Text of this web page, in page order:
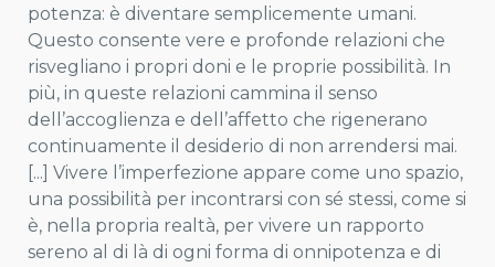
potenza: è diventare semplicemente umani.
Questo consente vere e profonde relazioni che
risvegliano i propri doni e le proprie possibilità. In
più, in queste relazioni cammina il senso
dell’accoglienza e dell’affetto che rigenerano
continuamente il desiderio di non arrendersi mai.
[...] Vivere l’imperfezione appare come uno spazio,
una possibilità per incontrarsi con sé stessi, come si
è, nella propria realtà, per vivere un rapporto
sereno al di là di ogni forma di onnipotenza e di